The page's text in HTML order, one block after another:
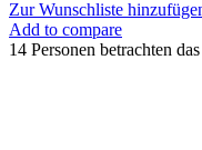
Zur Wunschliste
Add to compare
14 Personen betrachten